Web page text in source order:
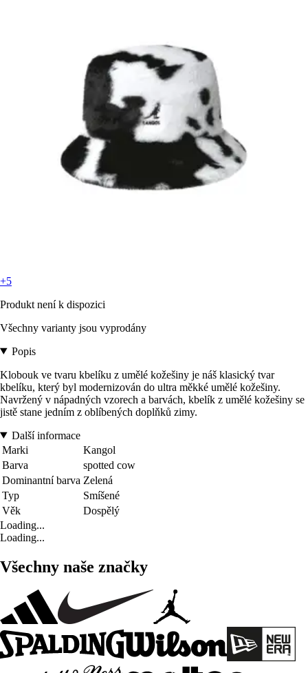
+5
Produkt není k dispozici
Všechny varianty jsou vyprodány
Popis
Klobouk ve tvaru kbelíku z umělé kožešiny je náš klasický tvar
kbelíku, který byl modernizován do ultra měkké umělé kožešiny.
Navržený v nápadných vzorech a barvách, kbelík z umělé kožešiny se
jistě stane jedním z oblíbených doplňků zimy.
Další informace
Marki
Kangol
Barva
spotted cow
Dominantní barva Zelená
Typ
Smíšené
Věk
Dospělý
Loading...
Loading...
Všechny naše značky